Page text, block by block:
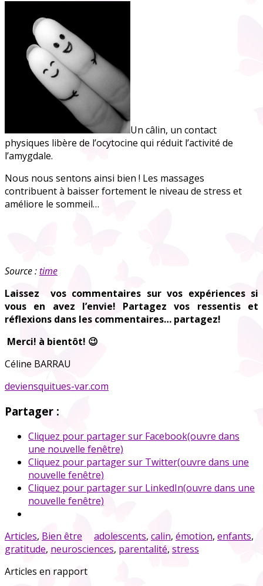
Un câlin, un contact
physiques libère de l’ocytocine qui réduit l’activité de
l’amygdale.
Nous nous sentons ainsi bien ! Les massages
contribuent à baisser fortement le niveau de stress et
améliore le sommeil…
Source :time
Laissez vos commentaires sur vos expériences si
vous en avez l’envie! Partagez vos ressentis et
réflexions dans les commentaires… partagez!
Merci! à bientôt! 😉
Céline BARRAU
deviensquitues-var.com
Partager :
Cliquez pour partager sur Facebook(ouvre dans
une nouvelle fenêtre)
Cliquez pour partager sur Twitter(ouvre dans une
nouvelle fenêtre)
Cliquez pour partager sur LinkedIn(ouvre dans une
nouvelle fenêtre)
Articles, Bien être adolescents, calin, émotion, enfants,
gratitude, neurosciences, parentalité, stress
Articles en rapport